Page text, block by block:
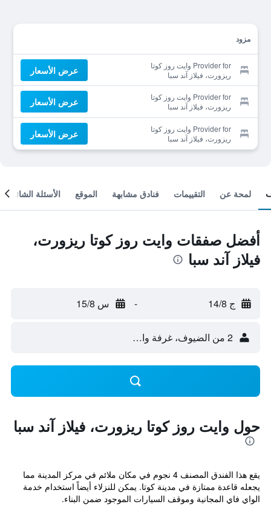
مزود
Provider for وايت روز كوتا
ريزورت، فيلاز آند سبا
عرض الأسعار
Provider for وايت روز كوتا
ريزورت، فيلاز آند سبا
عرض الأسعار
Provider for وايت روز كوتا
ريزورت، فيلاز آند سبا
عرض الأسعار
لمحة عن التقييمات فنادق مشابهة الموقع الأسئلة الشائعة
أفضل صفقات وايت روز كوتا ريزورت،
فيلاز آند سبا
ج 14/8 - س 15/8
2 من الضيوف، غرفة واحدة
حول وايت روز كوتا ريزورت، فيلاز آند سبا
يقع هذا الفندق المصنف 4 نجوم في مكان ملائم في مركز المدينة مما
يجعله قاعدة ممتازة في مدينة كوتا. يمكن للنزلاء أيضاً استخدام خدمة
الواي فاي المجانية وموقف السيارات الموجود ضمن البناء.